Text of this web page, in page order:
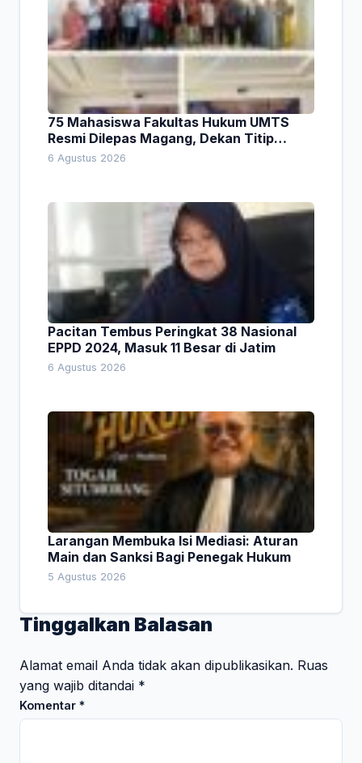
75 Mahasiswa Fakultas Hukum UMTS
Resmi Dilepas Magang, Dekan Titip
Empat Pesan Penting
6 Agustus 2026
Pacitan Tembus Peringkat 38 Nasional
EPPD 2024, Masuk 11 Besar di Jatim
6 Agustus 2026
Larangan Membuka Isi Mediasi: Aturan
Main dan Sanksi Bagi Penegak Hukum
5 Agustus 2026
Tinggalkan Balasan
Alamat email Anda tidak akan dipublikasikan. Ruas
yang wajib ditandai *
Komentar *